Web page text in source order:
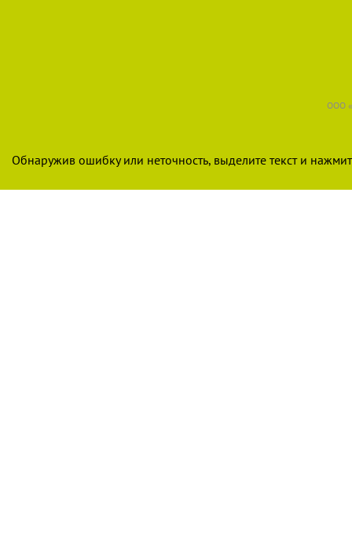
ООО
Обнаружив ошибку или неточность, выделите текст и